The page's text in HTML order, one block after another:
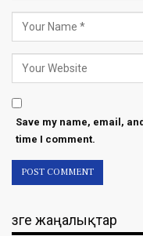
Save my name, email,
time I comment.
Өзге жаңалықтар